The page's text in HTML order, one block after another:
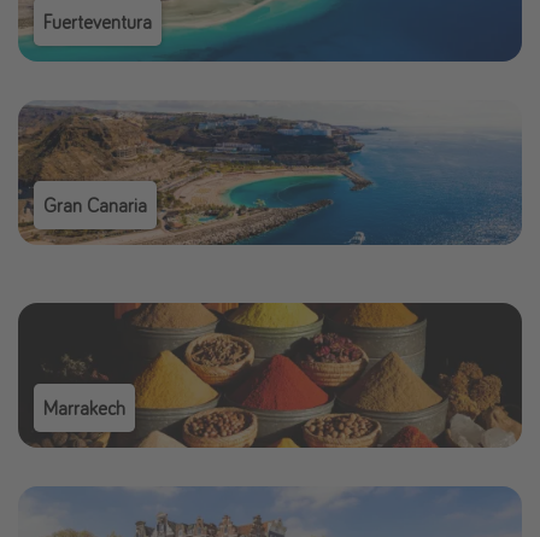
Fuerteventura
Gran Canaria
Marrakech